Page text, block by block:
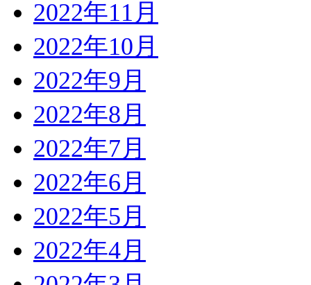
2022年11月
2022年10月
2022年9月
2022年8月
2022年7月
2022年6月
2022年5月
2022年4月